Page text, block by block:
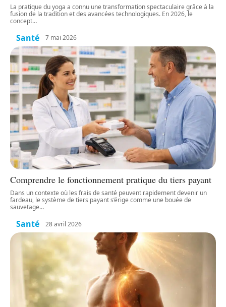
La pratique du yoga a connu une transformation spectaculaire grâce à la
fusion de la tradition et des avancées technologiques. En 2026, le
concept…
Santé 7 mai 2026
Comprendre le fonctionnement pratique du tiers payant
Dans un contexte où les frais de santé peuvent rapidement devenir un
fardeau, le système de tiers payant s’érige comme une bouée de
sauvetage…
Santé 28 avril 2026